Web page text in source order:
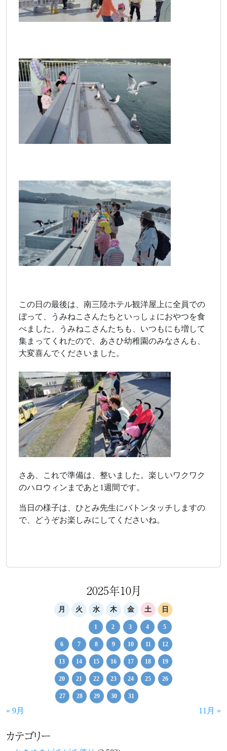
この日の最後は、南三陸ホテル観洋屋上に全員での
ぼって、うみねこさんたちといっしょにおやつを食
べました。うみねこさんたちも、いつもにも増して
集まってくれたので、あさひ幼稚園のみなさんも、
大変喜んでくださいました。
さあ、これで準備は、整いました。楽しいワクワク
のハロウィンまであと1週間です。
当日の様子は、ひとみ先生にバトンタッチしますの
で、どうぞお楽しみにしてくださいね。
2025年10月
月 火 水 木 金 土 日
1 2 3 4 5
6 7 8 9 10 11 12
13 14 15 16 17 18 19
20 21 22 23 24 25 26
27 28 29 30 31
« 9月 11月 »
カテゴリー